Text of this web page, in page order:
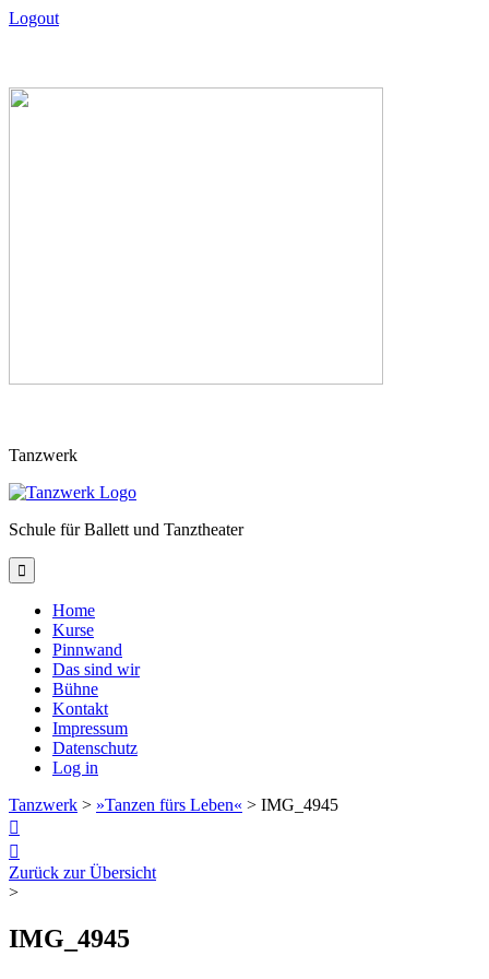
Logout
to
Tanzwerk
Schule für Ballett und Tanztheater

Home
Kurse
Pinnwand
Das sind wir
Bühne
Kontakt
Impressum
Datenschutz
Log in
Tanzwerk > »Tanzen fürs Leben« > IMG_4945


Zurück zur Übersicht
>
IMG_4945